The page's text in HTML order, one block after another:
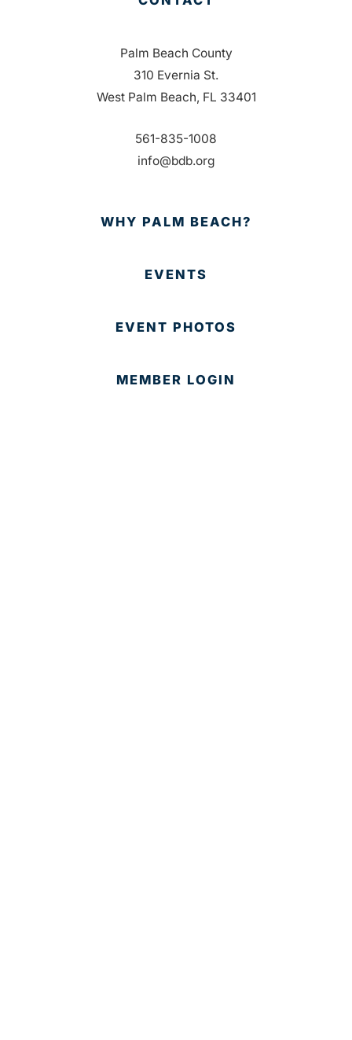
Palm Beach County
310 Evernia St.
West Palm Beach, FL 33401
561-835-1008
info@bdb.org
WHY PALM BEACH?
EVENTS
EVENT PHOTOS
MEMBER LOGIN